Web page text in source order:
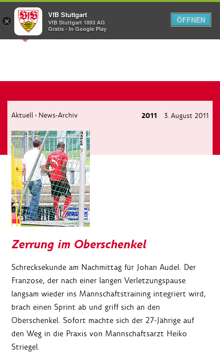
Menü
Aktuell › News-Archiv 2011 3. August 2011
Zerrung im Oberschenkel
Schrecksekunde am Nachmittag für Johan Audel. Der
Franzose, der nach einer langen Verletzungspause
langsam wieder ins Mannschaftstraining integriert wird,
brach einen Sprint ab und griff sich an den
Oberschenkel. Sofort machte sich der 27-Jährige auf
den Weg in die Praxis von Mannschaftsarzt Heiko
Striegel.
×
VfB Stuttgart
VfB Stuttgart 1893 AG
Gratis - In Google Play
ÖFFNEN